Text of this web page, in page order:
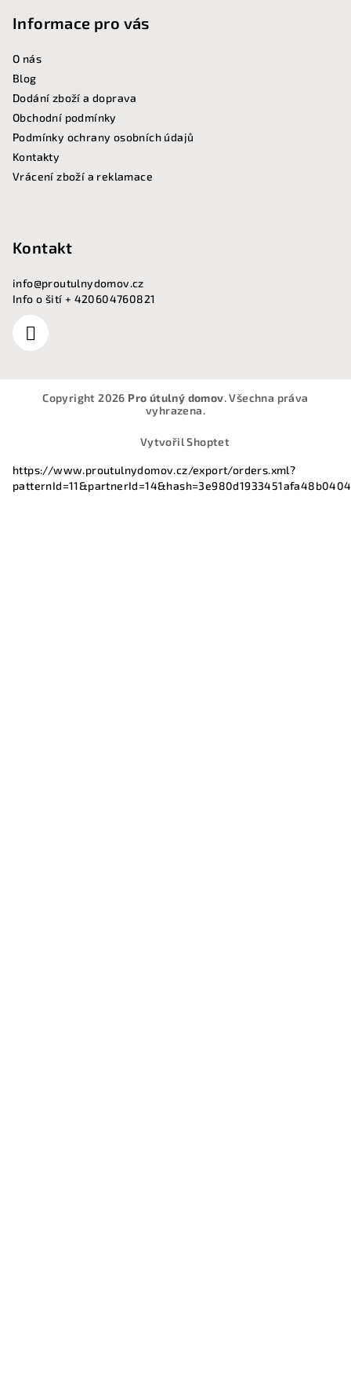
Informace pro vás
O nás
Blog
Dodání zboží a doprava
Obchodní podmínky
Podmínky ochrany osobních údajů
Kontakty
Vrácení zboží a reklamace
Kontakt
info@proutulnydomov.cz
Info o šití + 420604760821
Copyright 2026 Pro útulný domov. Všechna práva
vyhrazena.
Vytvořil Shoptet
https://www.proutulnydomov.cz/export/orders.xml?